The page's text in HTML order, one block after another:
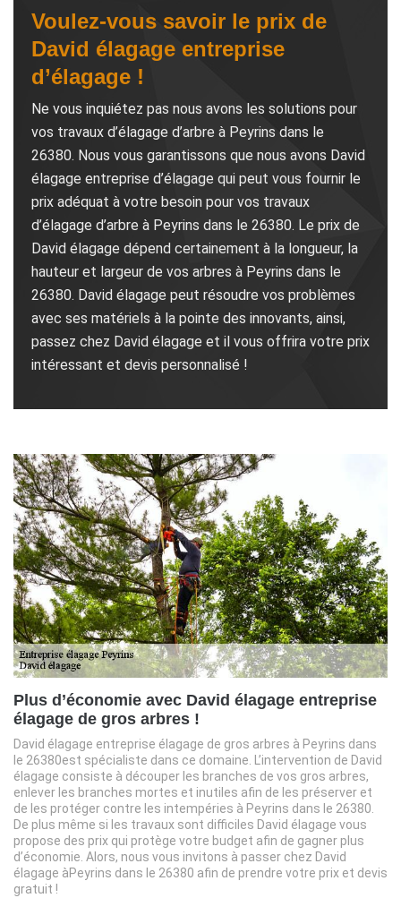
Voulez-vous savoir le prix de
David élagage entreprise
d’élagage !
Ne vous inquiétez pas nous avons les solutions pour
vos travaux d’élagage d’arbre à Peyrins dans le
26380. Nous vous garantissons que nous avons David
élagage entreprise d’élagage qui peut vous fournir le
prix adéquat à votre besoin pour vos travaux
d’élagage d’arbre à Peyrins dans le 26380. Le prix de
David élagage dépend certainement à la longueur, la
hauteur et largeur de vos arbres à Peyrins dans le
26380. David élagage peut résoudre vos problèmes
avec ses matériels à la pointe des innovants, ainsi,
passez chez David élagage et il vous offrira votre prix
intéressant et devis personnalisé !
Plus d’économie avec David élagage entreprise
élagage de gros arbres !
David élagage entreprise élagage de gros arbres à Peyrins dans
le 26380est spécialiste dans ce domaine. L’intervention de David
élagage consiste à découper les branches de vos gros arbres,
enlever les branches mortes et inutiles afin de les préserver et
de les protéger contre les intempéries à Peyrins dans le 26380.
De plus même si les travaux sont difficiles David élagage vous
propose des prix qui protège votre budget afin de gagner plus
d’économie. Alors, nous vous invitons à passer chez David
élagage àPeyrins dans le 26380 afin de prendre votre prix et devis
gratuit !